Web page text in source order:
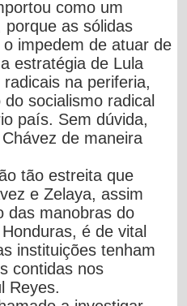
como um
porque as sólidas
impedem de atuar de
a estratégia de Lula
na periferia,
socialismo radical
país. Sem dúvida,
de maneira
tão estreita que
e Zelaya, assim
das manobras do
Honduras,é de vital
instituições tenham
contidas nos
Reyes.